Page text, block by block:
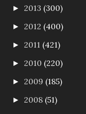
► 2013 (300)
► 2012 (400)
► 2011 (421)
► 2010 (220)
► 2009 (185)
► 2008 (51)